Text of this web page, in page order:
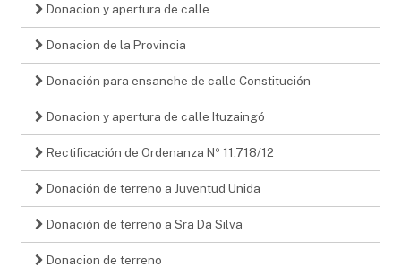
Donacion y apertura de calle
Donacion de la Provincia
Donación para ensanche de calle Constitución
Donacion y apertura de calle Ituzaingó
Rectificación de Ordenanza Nº 11.718/12
Donación de terreno a Juventud Unida
Donación de terreno a Sra Da Silva
Donacion de terreno